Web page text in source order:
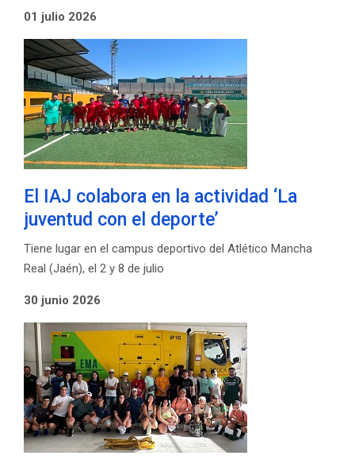
01 julio 2026
El IAJ colabora en la actividad ‘La
juventud con el deporte’
Tiene lugar en el campus deportivo del Atlético Mancha
Real (Jaén), el 2 y 8 de julio
30 junio 2026